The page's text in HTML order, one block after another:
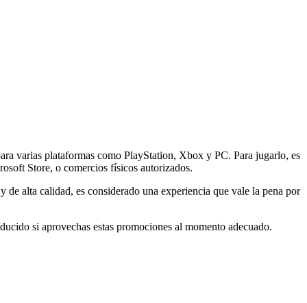
varias plataformas como PlayStation, Xbox y PC. Para jugarlo, es
Store, o comercios físicos autorizados.
alta calidad, es considerado una experiencia que vale la pena por
si aprovechas estas promociones al momento adecuado.